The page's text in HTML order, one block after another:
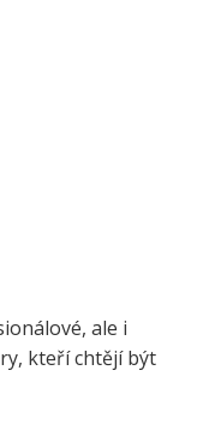
ale i
kteří chtějí být